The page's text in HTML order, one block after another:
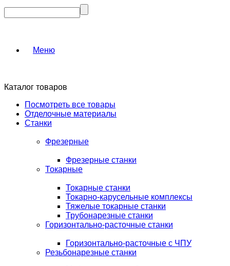
Меню
Каталог товаров
Посмотреть все товары
Отделочные материалы
Станки
Фрезерные
Фрезерные станки
Токарные
Токарные станки
Токарно-карусельные комплексы
Тяжелые токарные станки
Трубонарезные станки
Горизонтально-расточные станки
Горизонтально-расточные с ЧПУ
Резьбонарезные станки